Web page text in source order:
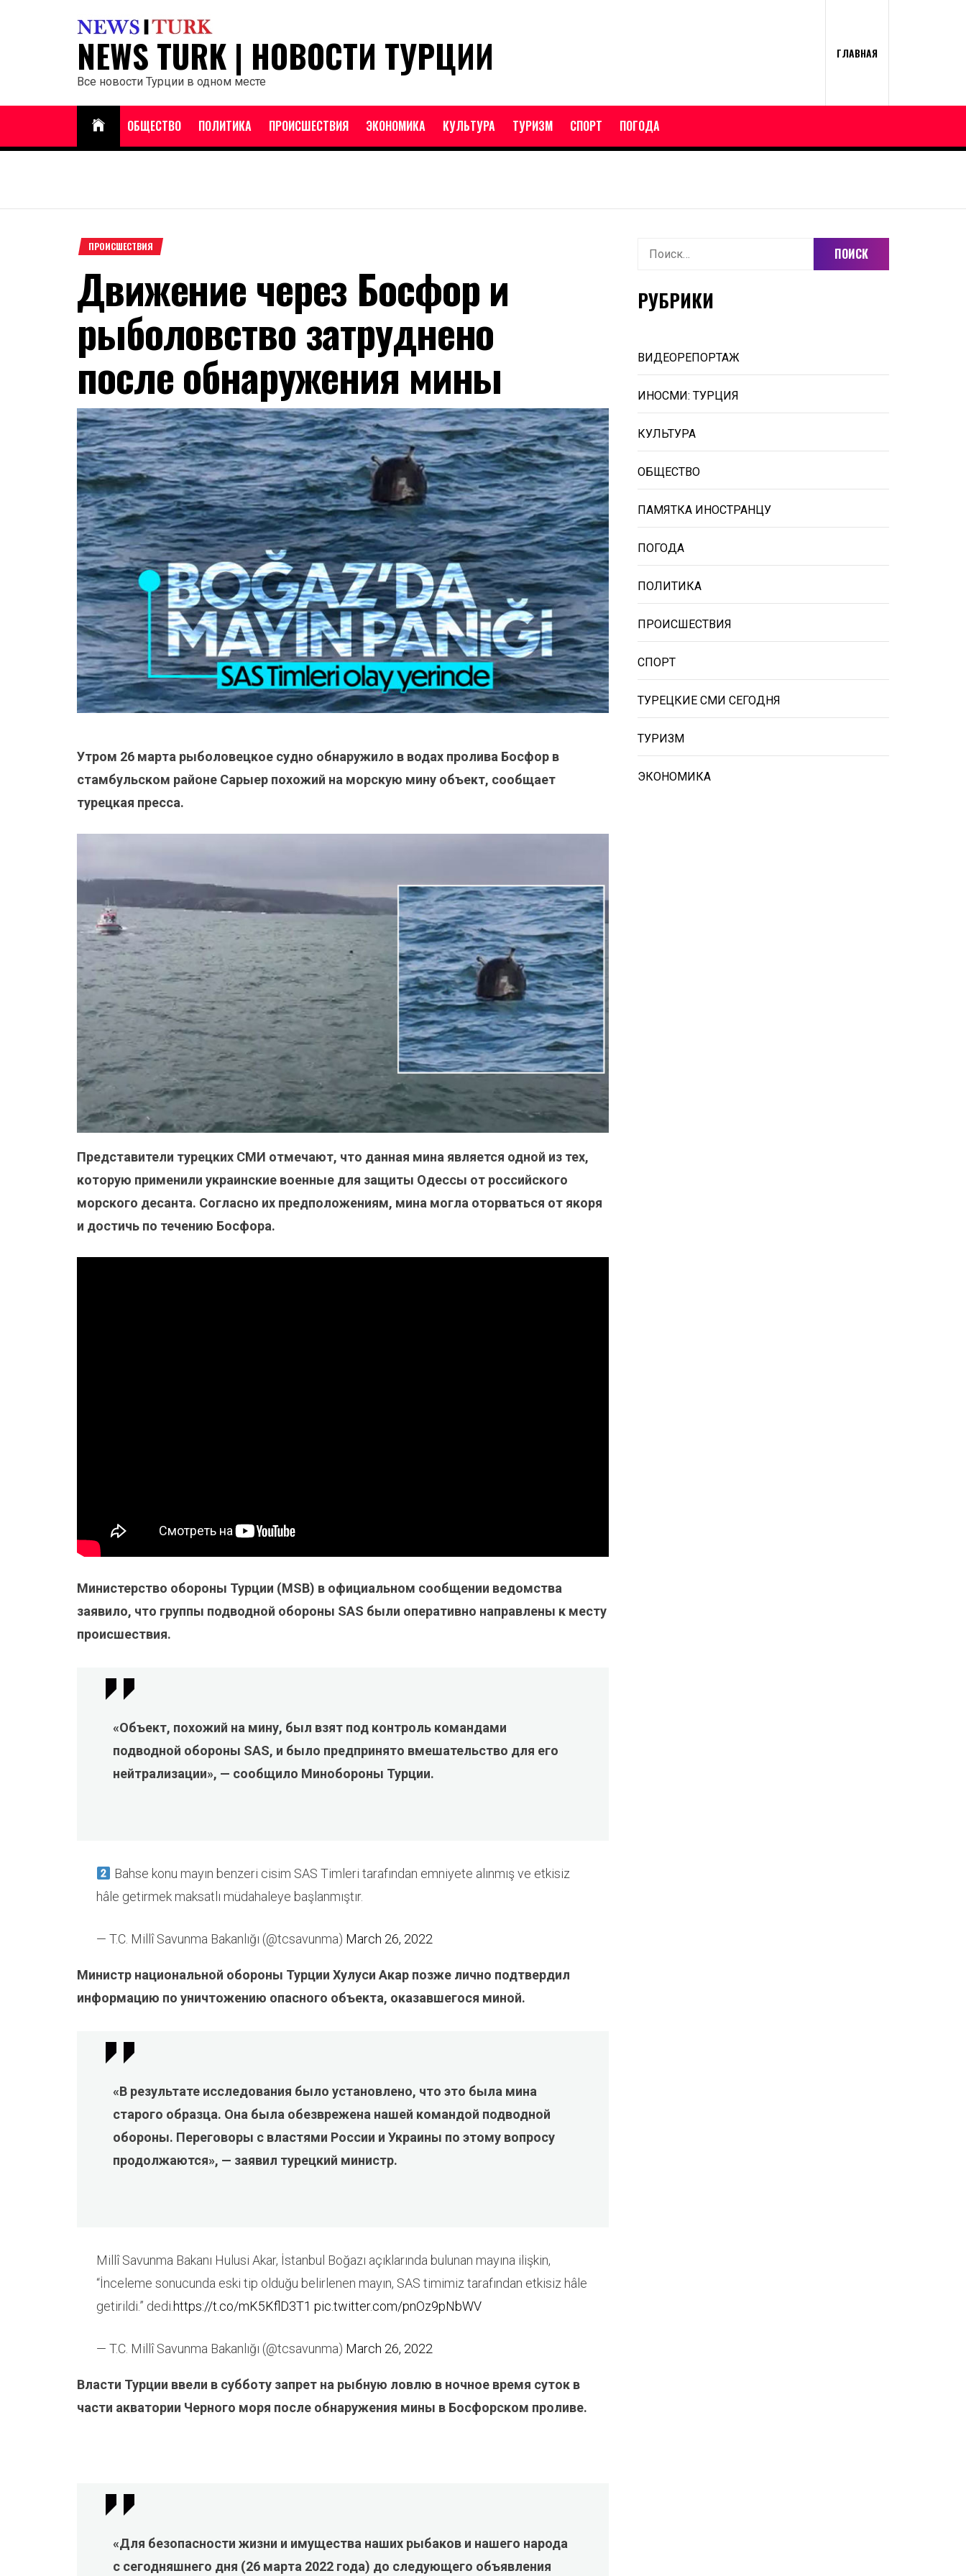
NEWS TURK | НОВОСТИ ТУРЦИИ
Все новости Турции в одном месте
ГЛАВНАЯ
ОБЩЕСТВО ПОЛИТИКА ПРОИСШЕСТВИЯ ЭКОНОМИКА КУЛЬТУРА ТУРИЗМ СПОРТ ПОГОДА
ПРОИСШЕСТВИЯ
Движение через Босфор и
рыболовство затруднено
после обнаружения мины
Утром 26 марта рыболовецкое судно обнаружило в водах пролива Босфор в
стамбульском районе Сарыер похожий на морскую мину объект, сообщает
турецкая пресса.
Представители турецких СМИ отмечают, что данная мина является одной из тех,
которую применили украинские военные для защиты Одессы от российского
морского десанта. Согласно их предположениям, мина могла оторваться от якоря
и достичь по течению Босфора.
Министерство обороны Турции (MSB) в официальном сообщении ведомства
заявило, что группы подводной обороны SAS были оперативно направлены к месту
происшествия.
«Объект, похожий на мину, был взят под контроль командами
подводной обороны SAS, и было предпринято вмешательство для его
нейтрализации», — сообщило Минобороны Турции.
Bahse konu mayın benzeri cisim SAS Timleri tarafından emniyete alınmış ve etkisiz
hâle getirmek maksatlı müdahaleye başlanmıştır.
— T.C. Millî Savunma Bakanlığı (@tcsavunma) March 26, 2022
Министр национальной обороны Турции Хулуси Акар позже лично подтвердил
информацию по уничтожению опасного объекта, оказавшегося миной.
«В результате исследования было установлено, что это была мина
старого образца. Она была обезврежена нашей командой подводной
обороны. Переговоры с властями России и Украины по этому вопросу
продолжаются», — заявил турецкий министр.
Millî Savunma Bakanı Hulusi Akar, İstanbul Boğazı açıklarında bulunan mayına ilişkin,
“İnceleme sonucunda eski tip olduğu belirlenen mayın, SAS timimiz tarafından etkisiz hâle
getirildi.” dedi.https://t.co/mK5KflD3T1 pic.twitter.com/pnOz9pNbWV
— T.C. Millî Savunma Bakanlığı (@tcsavunma) March 26, 2022
Власти Турции ввели в субботу запрет на рыбную ловлю в ночное время суток в
части акватории Черного моря после обнаружения мины в Босфорском проливе.
«Для безопасности жизни и имущества наших рыбаков и нашего народа
с сегодняшнего дня (26 марта 2022 года) до следующего объявления
Найти:
РУБРИКИ
ВИДЕОРЕПОРТАЖ
ИНОСМИ: ТУРЦИЯ
КУЛЬТУРА
ОБЩЕСТВО
ПАМЯТКА ИНОСТРАНЦУ
ПОГОДА
ПОЛИТИКА
ПРОИСШЕСТВИЯ
СПОРТ
ТУРЕЦКИЕ СМИ СЕГОДНЯ
ТУРИЗМ
ЭКОНОМИКА